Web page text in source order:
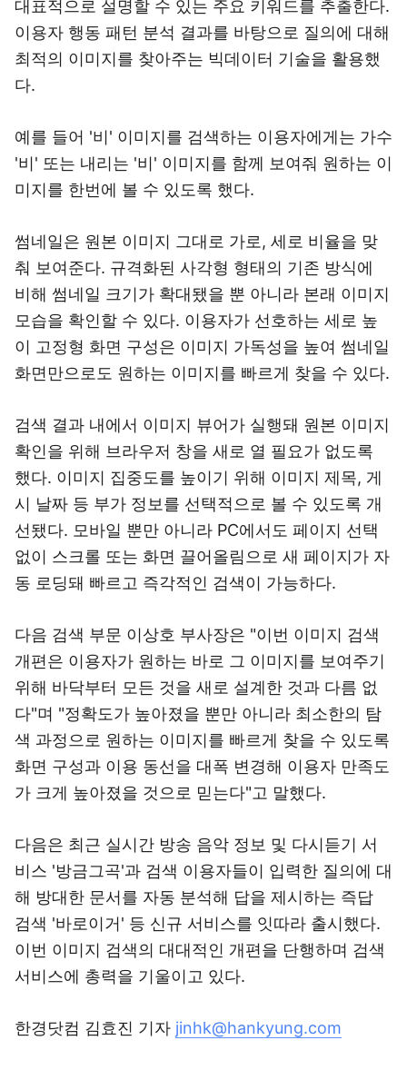
대표적으로 설명할 수 있는 주요 키워드를 추출한다.
이용자 행동 패턴 분석 결과를 바탕으로 질의에 대해
최적의 이미지를 찾아주는 빅데이터 기술을 활용했
다.
예를 들어 '비' 이미지를 검색하는 이용자에게는 가수
'비' 또는 내리는 '비' 이미지를 함께 보여줘 원하는 이
미지를 한번에 볼 수 있도록 했다.
썸네일은 원본 이미지 그대로 가로, 세로 비율을 맞
춰 보여준다. 규격화된 사각형 형태의 기존 방식에
비해 썸네일 크기가 확대됐을 뿐 아니라 본래 이미지
모습을 확인할 수 있다. 이용자가 선호하는 세로 높
이 고정형 화면 구성은 이미지 가독성을 높여 썸네일
화면만으로도 원하는 이미지를 빠르게 찾을 수 있다.
검색 결과 내에서 이미지 뷰어가 실행돼 원본 이미지
확인을 위해 브라우저 창을 새로 열 필요가 없도록
했다. 이미지 집중도를 높이기 위해 이미지 제목, 게
시 날짜 등 부가 정보를 선택적으로 볼 수 있도록 개
선됐다. 모바일 뿐만 아니라 PC에서도 페이지 선택
없이 스크롤 또는 화면 끌어올림으로 새 페이지가 자
동 로딩돼 빠르고 즉각적인 검색이 가능하다.
다음 검색 부문 이상호 부사장은 "이번 이미지 검색
개편은 이용자가 원하는 바로 그 이미지를 보여주기
위해 바닥부터 모든 것을 새로 설계한 것과 다름 없
다"며 "정확도가 높아졌을 뿐만 아니라 최소한의 탐
색 과정으로 원하는 이미지를 빠르게 찾을 수 있도록
화면 구성과 이용 동선을 대폭 변경해 이용자 만족도
가 크게 높아졌을 것으로 믿는다"고 말했다.
다음은 최근 실시간 방송 음악 정보 및 다시듣기 서
비스 '방금그곡'과 검색 이용자들이 입력한 질의에 대
해 방대한 문서를 자동 분석해 답을 제시하는 즉답
검색 '바로이거' 등 신규 서비스를 잇따라 출시했다.
이번 이미지 검색의 대대적인 개편을 단행하며 검색
서비스에 총력을 기울이고 있다.
한경닷컴 김효진 기자 jinhk@hankyung.com